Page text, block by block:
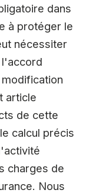
dans
à protéger le
nécessiter
l'accord
article
de cette
calcul précis
charges de
Nous